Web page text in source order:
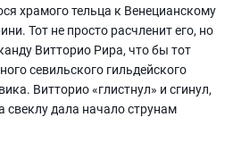
храмого тельца к Венецианскому
Тот не просто расчленит его, но
Витторио Рира, что бы тот
севильского гильдейского
Витторио «глистнул» и сгинул,
свеклу дала начало струнам